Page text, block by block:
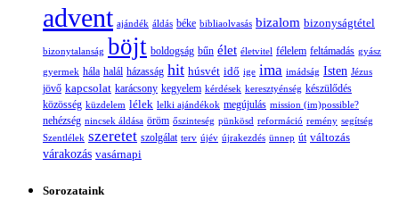
advent ajándék áldás béke bibliaolvasás bizalom bizonyságtétel
bizonytalanság böjt boldogság bűn élet életvitel félelem feltámadás gyász
gyermek hála halál házasság hit húsvét idő ige ima imádság Isten Jézus
jövő kapcsolat karácsony kegyelem kérdések keresztyénség készülődés
közösség küzdelem lélek lelki ajándékok megújulás mission (im)possible?
nehézség nincsek áldása öröm őszinteség pünkösd reformáció remény segítség
Szentlélek szeretet szolgálat terv újév újrakezdés ünnep út változás
várakozás vasárnapi
Sorozataink